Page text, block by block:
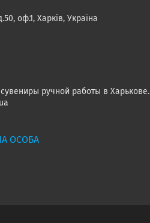
оф.1, Харків, Україна
сувениры ручной работы в Харькове.